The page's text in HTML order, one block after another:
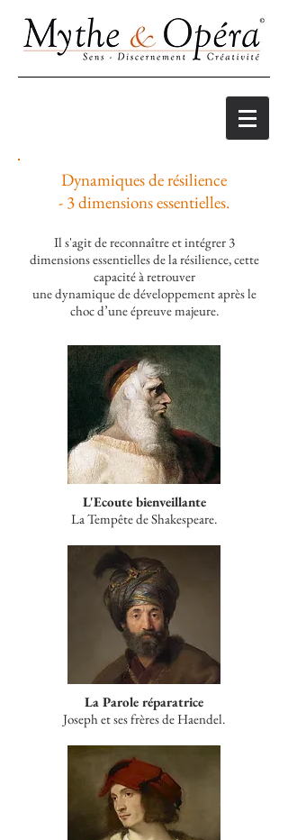
Dynamiques de résilience
- 3 dimensions essentielles.
Il s'agit de reconnaître et intégrer 3
dimensions essentielles de la résilience, cette
capacité à retrouver
une dynamique de développement après le
choc d’une épreuve majeure.
L'Ecoute bienveillante
La Tempête de Shakespeare.
La Parole réparatrice
Joseph et ses frères de Haendel.